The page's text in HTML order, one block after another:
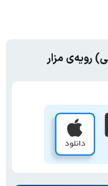
رویه‌ی مزار